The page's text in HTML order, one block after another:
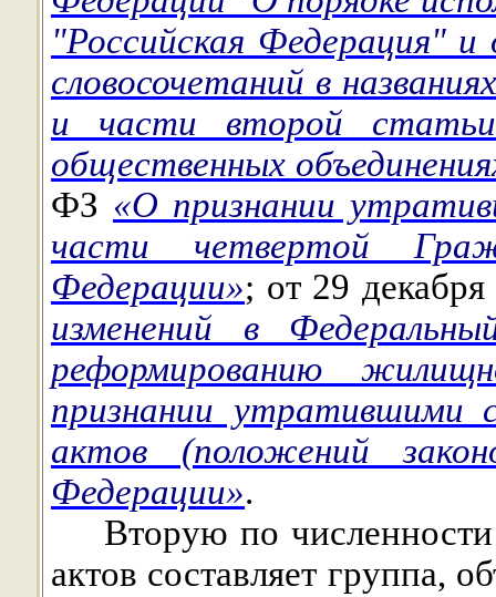
"Российская Федерация" и
словосочетаний в
и части второй
общественных
ФЗ «О признании
части четвертой
Федерации»; от 29
изменений в
реформированию
признании утратившими
актов (положений
Федерации».
Вторую по
актов составляет группа,